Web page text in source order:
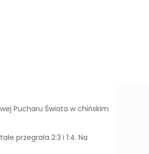
Pucharu Świata w chińskim
przegrała 2:3 i 1:4. Na